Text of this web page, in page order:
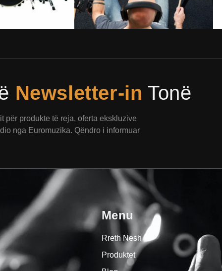
Newsletter-in Tonë
për produkte të reja, oferta ekskluzive
nga Euromuzika. Qëndro i informuar
Menu
Rreth Nesh
Produktet